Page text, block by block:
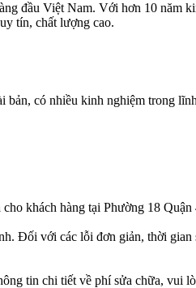
đầu Việt Nam. Với hơn 10
tín, chất lượng cao.
có nhiều kinh nghiệm trong
khách hàng tại Phường 18 Quận
Đối với các lỗi đơn giản, thời
tin chi tiết về phí sửa chữa, vui